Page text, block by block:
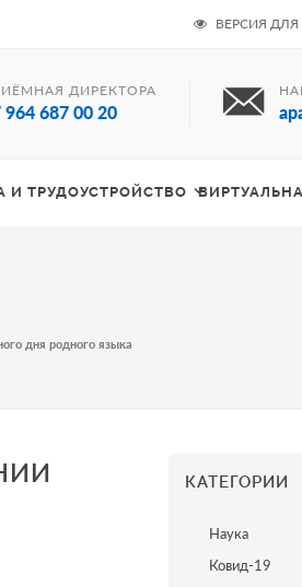
ВЕРСИЯ
ДИРЕКТОРА
964 687 00 20
И ТРУДОУСТРОЙСТВО
дня родного языка
КАТЕГОРИИ
Наука
Ковид-19